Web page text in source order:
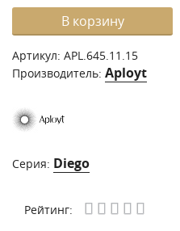
В корзину
Артикул: APL.645.11.15
Производитель: Aployt
Серия: Diego
Рейтинг: